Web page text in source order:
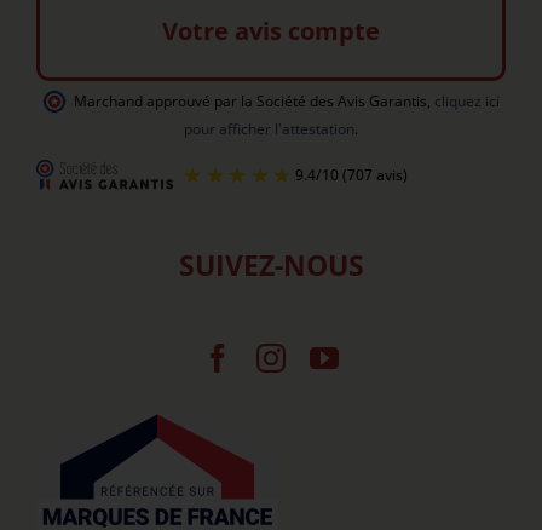
Votre avis compte
Marchand approuvé par la Société des Avis Garantis, cliquez ici
pour afficher l'attestation.
SUIVEZ-NOUS